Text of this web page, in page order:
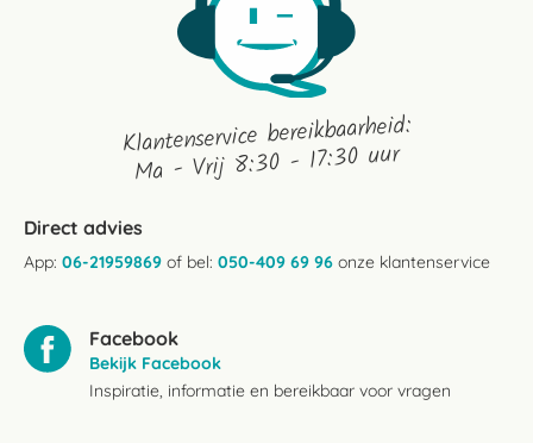
Klantenservice bereikbaarheid:
Ma - Vrij 8:30 - 17:30 uur
Direct advies
App: 06-21959869 of bel: 050-409 69 96 onze klantenservice
Facebook
Bekijk Facebook
Inspiratie, informatie en bereikbaar voor vragen